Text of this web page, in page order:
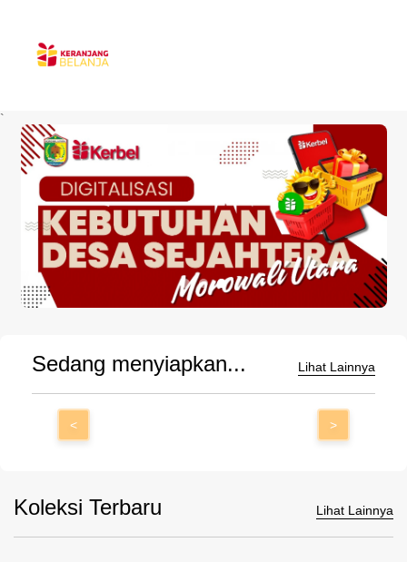
`
Sedang menyiapkan... Lihat Lainnya
< >
Koleksi Terbaru Lihat Lainnya